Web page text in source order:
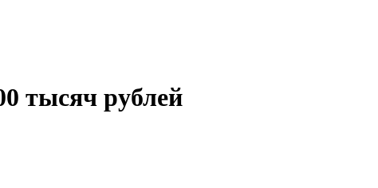
тысяч рублей